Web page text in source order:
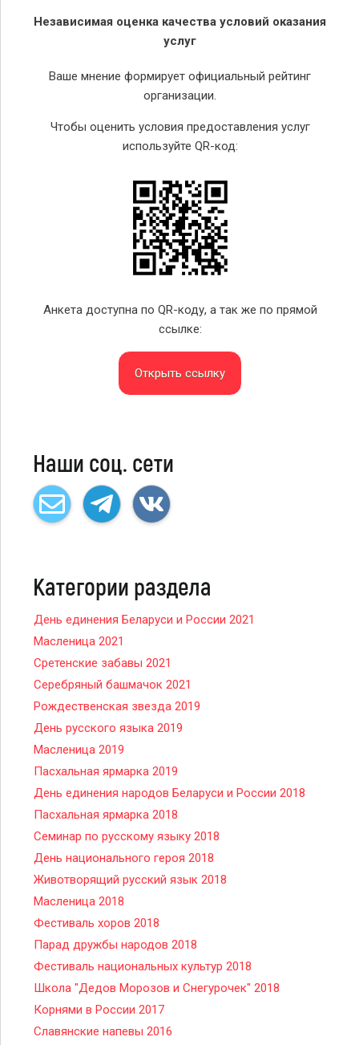
Независимая оценка качества условий оказания
услуг
Ваше мнение формирует официальный рейтинг
организации.
Чтобы оценить условия предоставления услуг
используйте QR-код:
Анкета доступна по QR-коду, а так же по прямой
ссылке:
Открыть ссылку
Наши соц. сети
Категории раздела
День единения Беларуси и России 2021
Масленица 2021
Сретенские забавы 2021
Серебряный башмачок 2021
Рождественская звезда 2019
День русского языка 2019
Масленица 2019
Пасхальная ярмарка 2019
День единения народов Беларуси и России 2018
Пасхальная ярмарка 2018
Семинар по русскому языку 2018
День национального героя 2018
Животворящий русский язык 2018
Масленица 2018
Фестиваль хоров 2018
Парад дружбы народов 2018
Фестиваль национальных культур 2018
Школа "Дедов Морозов и Снегурочек" 2018
Корнями в России 2017
Славянские напевы 2016